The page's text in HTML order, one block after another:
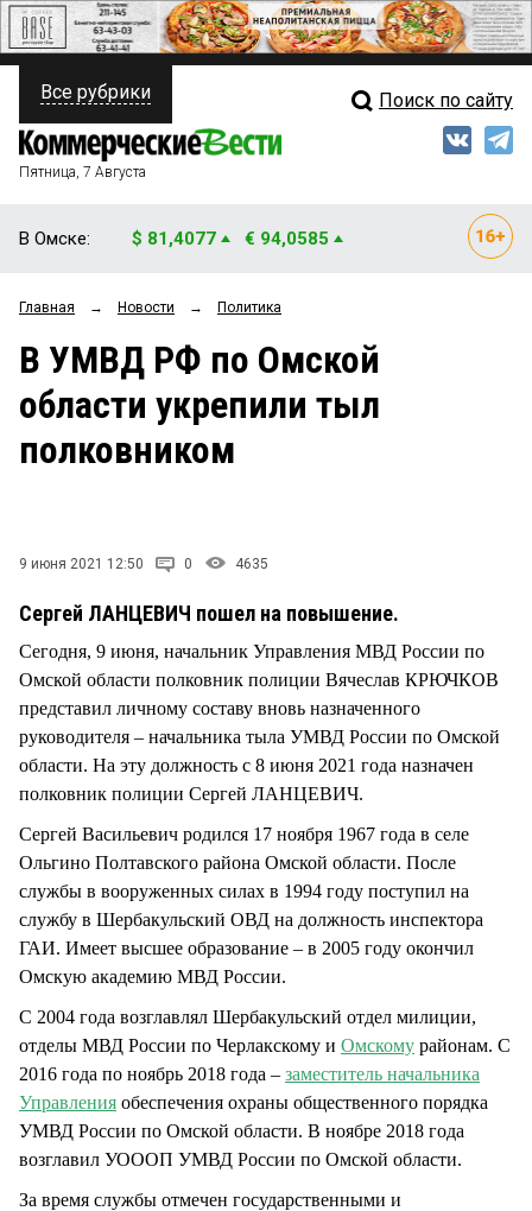
ПОЛИТИКА
ФИНАНСЫ
ОБЩЕСТВО
ЗАКОН
НОВОСТИ КОМПАНИЙ
Свежий выпуск
Рейтинги
Блоги
Все рубрики Поиск по сайту
Пятница, 7 Августа
В Омске: $ 81,4077 € 94,0585
Главная → Новости → Политика
В УМВД РФ по Омской
области укрепили тыл
полковником
9 июня 2021 12:50 0 4635
Сергей ЛАНЦЕВИЧ пошел на повышение.
Сегодня, 9 июня, начальник Управления МВД России по
Омской области полковник полиции Вячеслав КРЮЧКОВ
представил личному составу вновь назначенного
руководителя – начальника тыла УМВД России по Омской
области. На эту должность с 8 июня 2021 года назначен
полковник полиции Сергей ЛАНЦЕВИЧ.
Сергей Васильевич родился 17 ноября 1967 года в селе
Ольгино Полтавского района Омской области. После
службы в вооруженных силах в 1994 году поступил на
службу в Шербакульский ОВД на должность инспектора
ГАИ. Имеет высшее образование – в 2005 году окончил
Омскую академию МВД России.
С 2004 года возглавлял Шербакульский отдел милиции,
отделы МВД России по Черлакскому и Омскому районам. С
2016 года по ноябрь 2018 года – заместитель начальника
Управления обеспечения охраны общественного порядка
УМВД России по Омской области. В ноябре 2018 года
возглавил УОООП УМВД России по Омской области.
За время службы отмечен государственными и